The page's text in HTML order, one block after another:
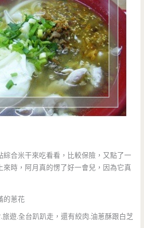
綜合米干來吃看看，比較保險，又點了一
來時，阿月真的愣了好一會兒，因為它真
的蔥花
，還有絞肉.油蔥酥跟白芝